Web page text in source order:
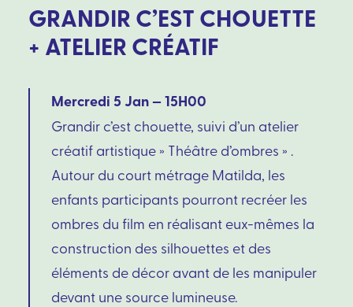
GRANDIR C’EST CHOUETTE
+ ATELIER CRÉATIF
Mercredi 5 Jan — 15H00
Grandir c’est chouette, suivi d’un atelier
créatif artistique » Théâtre d’ombres » .
Autour du court métrage Matilda, les
enfants participants pourront recréer les
ombres du film en réalisant eux-mêmes la
construction des silhouettes et des
éléments de décor avant de les manipuler
devant une source lumineuse.